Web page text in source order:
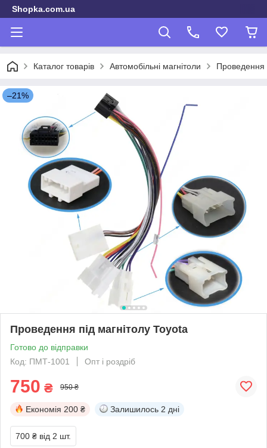
Shopka.com.ua
Каталог товарів Автомобільні магнітоли Проведення
–21%
Проведення під магнітолу Toyota
Готово до відправки
Код: ПМТ-1001
Опт і роздріб
750 ₴ 950 ₴
Економія 200 ₴ Залишилось 2 дні
700 ₴ від 2 шт.